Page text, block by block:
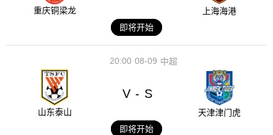
重庆铜梁龙
上海海港
即将开始
08-09
20:00 中超
山东泰山
V - S
天津津门虎
即将开始